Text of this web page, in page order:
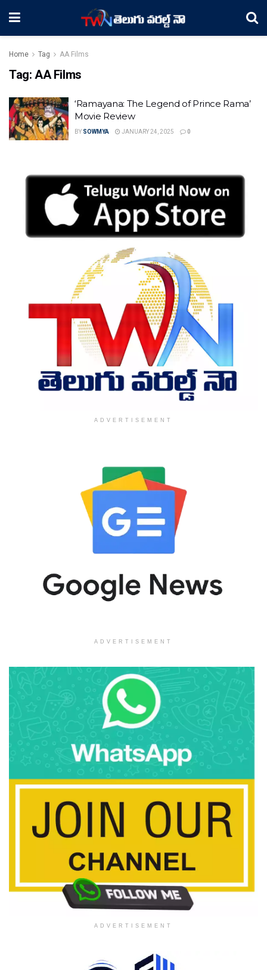
Home Tag AA Films
Tag: AA Films
‘Ramayana: The Legend of Prince Rama’
Movie Review
BY SOWMYA JANUARY 24, 2025 0
ADVERTISEMENT
ADVERTISEMENT
ADVERTISEMENT